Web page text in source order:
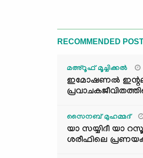
RECOMMENDED
മഅ്റൂഫ് മൂച്ചിക്കല്‍
ഇമോഷണൽ
സൈനബ് മുഹമ്മദ്
യാ സയ്യിദീ യാ
ശരീഫിലെ